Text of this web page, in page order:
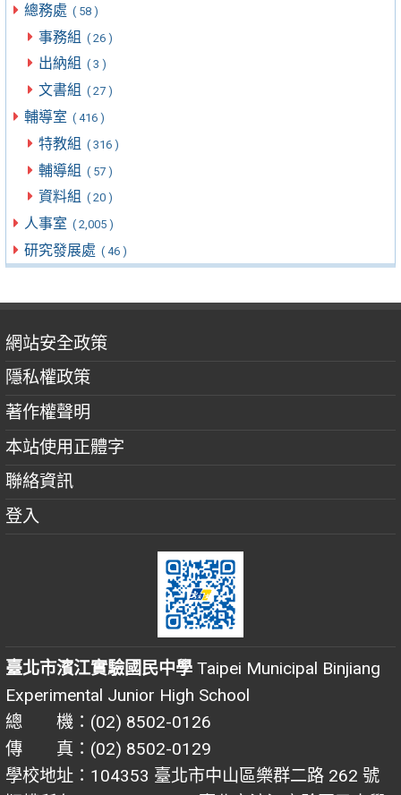
總務處 ( 58 )
事務組 ( 26 )
出納組 ( 3 )
文書組 ( 27 )
輔導室 ( 416 )
特教組 ( 316 )
輔導組 ( 57 )
資料組 ( 20 )
人事室 ( 2,005 )
研究發展處 ( 46 )
網站安全政策
隱私權政策
著作權聲明
本站使用正體字
聯絡資訊
登入
臺北市濱江實驗國民中學 Taipei Municipal Binjiang
Experimental Junior High School
總 機：(02) 8502-0126
傳 真：(02) 8502-0129
學校地址：104353 臺北市中山區樂群二路 262 號